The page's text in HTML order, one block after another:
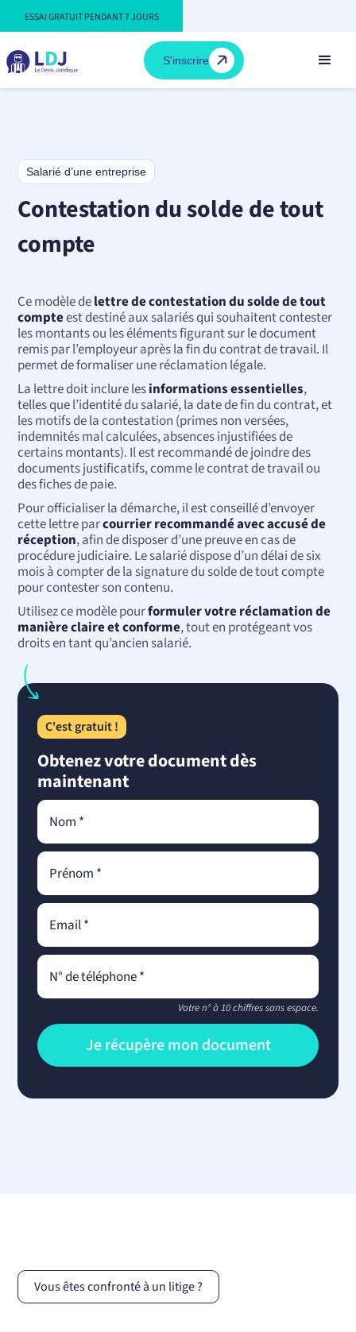
ESSAI GRATUIT PENDANT 7 JOURS
S'inscrire
Salarié d’une entreprise
Contestation du solde de tout
compte
Ce modèle delettre de contestation du solde de tout
compteest destiné aux salariés qui souhaitent contester
les montants ou les éléments figurant sur le document
remis par l’employeur après la fin du contrat de travail. Il
permet de formaliser une réclamation légale.
La lettre doit inclure lesinformations essentielles,
telles que l’identité du salarié, la date de fin du contrat, et
les motifs de la contestation (primes non versées,
indemnités mal calculées, absences injustifiées de
certains montants). Il est recommandé de joindre des
documents justificatifs, comme le contrat de travail ou
des fiches de paie.
Pour officialiser la démarche, il est conseillé d’envoyer
cette lettre parcourrier recommandé avec accusé de
réception, afin de disposer d’une preuve en cas de
procédure judiciaire. Le salarié dispose d’un délai de six
mois à compter de la signature du solde de tout compte
pour contester son contenu.
Utilisez ce modèle pourformuler votre réclamation de
manière claire et conforme, tout en protégeant vos
droits en tant qu’ancien salarié.
C'est gratuit !
Obtenez votre document dès
maintenant
Votre n° à 10 chiffres sans espace.
Vous êtes confronté à un litige ?